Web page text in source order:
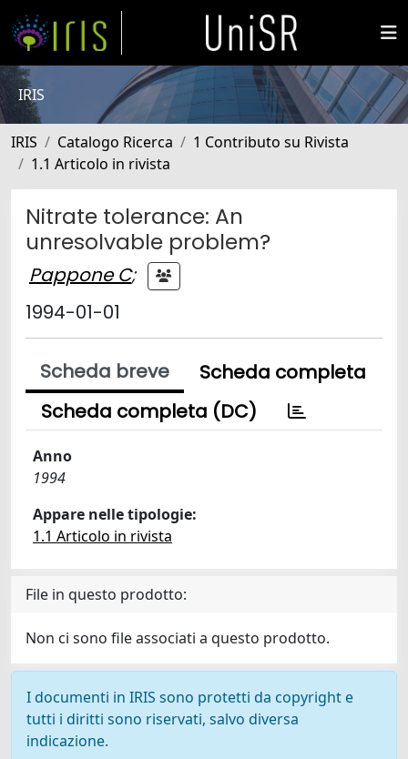
IRIS
IRIS Catalogo Ricerca
1 Contributo su Rivista
1.1 Articolo in rivista
Nitrate tolerance: An
unresolvable problem?
Pappone C;
1994-01-01
Scheda breve
Scheda completa
Scheda completa (DC)
Anno
1994
Appare nelle tipologie:
1.1 Articolo in rivista
File in questo prodotto:
Non ci sono file associati a questo prodotto.
I documenti in IRIS sono protetti da copyright e
tutti i diritti sono riservati, salvo diversa
indicazione.